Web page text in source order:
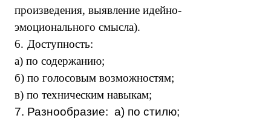
произведения, выявление идейно-
эмоционального смысла).
6. Доступность:
а) по содержанию;
б) по голосовым возможностям;
в) по техническим навыкам;
7. Разнообразие: а) по стилю;